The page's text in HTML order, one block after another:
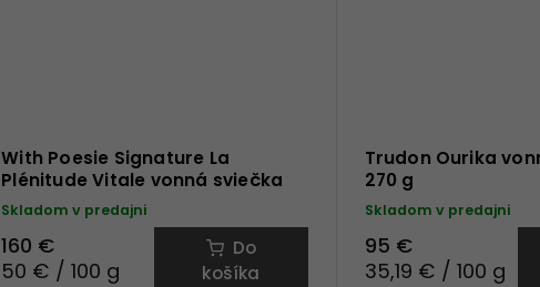
With Poesie Signature La
Plénitude Vitale vonná sviečka
Skladom v predajni
160 €
50 € / 100 g
Do
košíka
Trudon Ourika
270 g
Skladom v predajni
95 €
35,19 € / 100 g